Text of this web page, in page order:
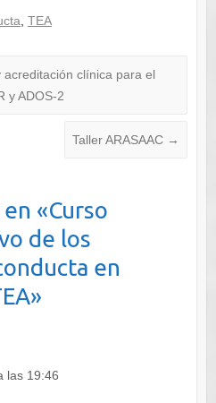
TEA
clínica para el
y ADOS-2
Taller ARASAAC →
«Curso
de los
en
»
las 19:46